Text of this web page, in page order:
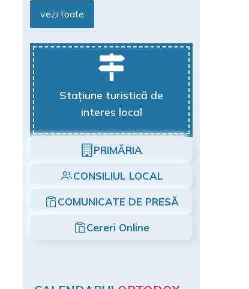
vezi toate
Stațiune turistică de
interes local
PRIMĂRIA
CONSILIUL LOCAL
COMUNICATE DE PRESĂ
Cereri Online